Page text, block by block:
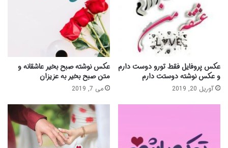
عکس پروفایل فقط تورو دوست دارم
و عکس نوشته دوستت دارم
آوریل 20, 2019
عکس نوشته صبح بخیر عاشقانه و
متن صبح بخیر به عزیزان
می 7, 2019